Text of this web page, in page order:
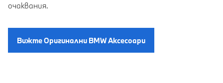
очаквания.
Вижте Oригинални BMW Aксесоари